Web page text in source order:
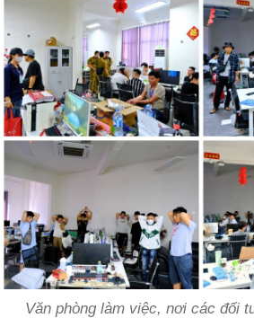
Văn phòng làm việc, nơi các đối